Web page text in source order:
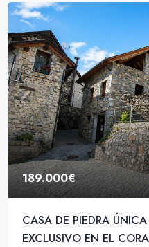
189.000€
CASA DE PIEDRA
EXCLUSIVO EN EL